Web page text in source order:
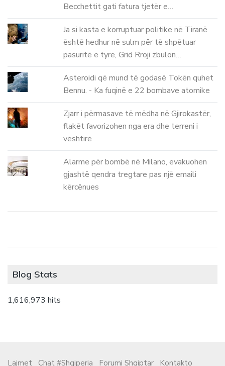
Becchettit gati fatura tjetër e…
Ja si kasta e korruptuar politike në Tiranë
është hedhur në sulm për të shpëtuar
pasuritë e tyre, Grid Rroji zbulon…
Asteroidi që mund të godasë Tokën quhet
Bennu. - Ka fuqinë e 22 bombave atomike
Zjarr i përmasave të mëdha në Gjirokastër,
flakët favorizohen nga era dhe terreni i
vështirë
Alarme për bombë në Milano, evakuohen
gjashtë qendra tregtare pas një emaili
kërcënues
Blog Stats
1,616,973 hits
Lajmet Chat #Shqiperia Forumi Shqiptar Kontakto